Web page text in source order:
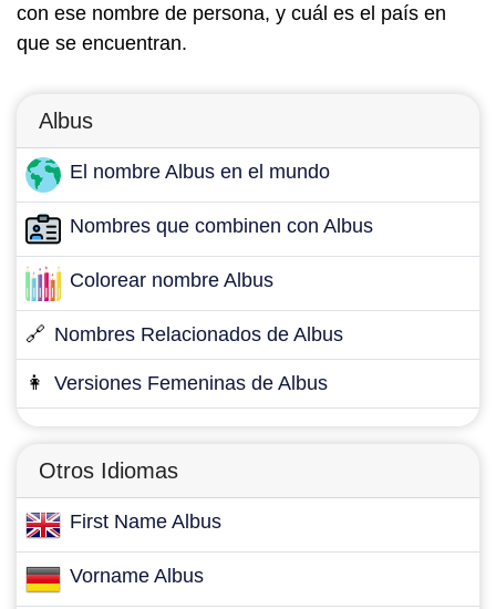
con ese nombre de persona, y cuál es el país en
que se encuentran.
Albus
El nombre Albus en el mundo
Nombres que combinen con Albus
Colorear nombre Albus
🔗 Nombres Relacionados de Albus
👩 Versiones Femeninas de Albus
Otros Idiomas
First Name Albus
Vorname Albus